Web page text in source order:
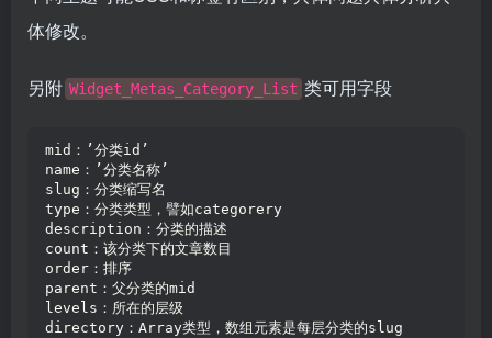
体修改。
另附 Widget_Metas_Category_List 类可用字段
mid：’分类id’
name：’分类名称’
slug：分类缩写名
type：分类类型，譬如categorery
description：分类的描述
count：该分类下的文章数目
order：排序
parent：父分类的mid
levels：所在的层级
directory：Array类型，数组元素是每层分类的slug